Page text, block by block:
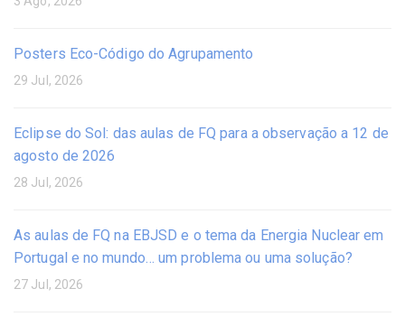
Posters Eco-Código do Agrupamento
29 Jul, 2026
Eclipse do Sol: das aulas de FQ para a observação a 12 de
agosto de 2026
28 Jul, 2026
As aulas de FQ na EBJSD e o tema da Energia Nuclear em
Portugal e no mundo… um problema ou uma solução?
27 Jul, 2026